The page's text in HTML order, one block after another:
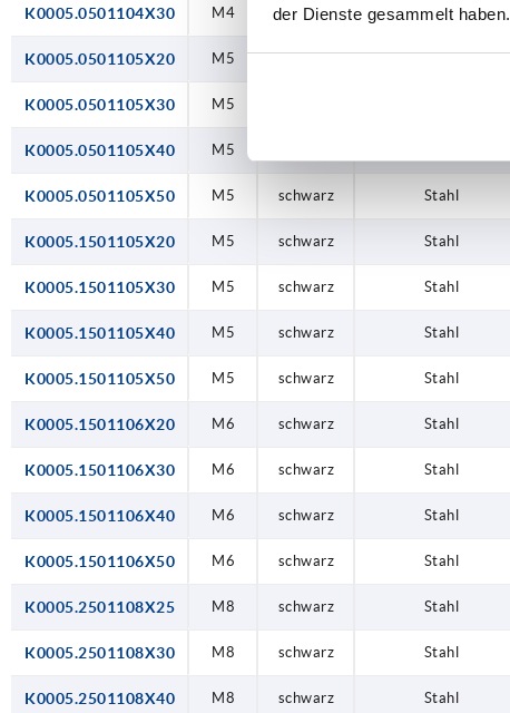
der Dienste gesammelt haben.
K0005.0501104X30 M4 schwarz Stahl
K0005.0501105X20 M5 schwarz Stahl
K0005.0501105X30 M5
K0005.0501105X40 M5
K0005.0501105X50 M5 schwarz Stahl
K0005.1501105X20 M5 schwarz Stahl
K0005.1501105X30 M5 schwarz Stahl
K0005.1501105X40 M5 schwarz Stahl
K0005.1501105X50 M5 schwarz Stahl
K0005.1501106X20 M6 schwarz Stahl
K0005.1501106X30 M6 schwarz Stahl
K0005.1501106X40 M6 schwarz Stahl
K0005.1501106X50 M6 schwarz Stahl
K0005.2501108X25 M8 schwarz Stahl
K0005.2501108X30 M8 schwarz Stahl
K0005.2501108X40 M8 schwarz Stahl